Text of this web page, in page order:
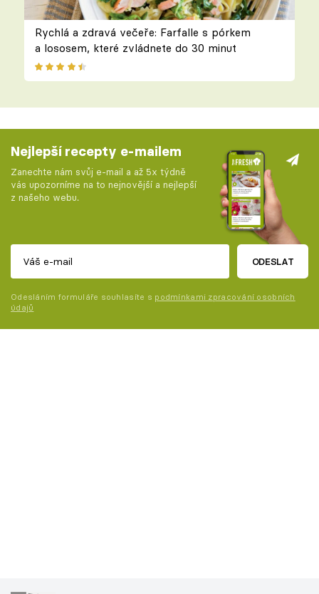
Rychlá a zdravá večeře: Farfalle s pórkem
a lososem, které zvládnete do 30 minut
Nejlepší recepty e-mailem
Zanechte nám svůj e-mail a až 5x týdně
vás upozorníme na to nejnovější a nejlepší
z našeho webu.
ODESLAT
Odesláním formuláře souhlasíte s podmínkami zpracování osobních
údajů